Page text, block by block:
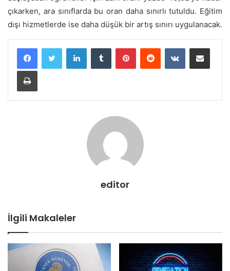
çıkarken, ara sınıflarda bu oran daha sınırlı tutuldu. Eğitim
dışı hizmetlerde ise daha düşük bir artış sınırı uygulanacak.
LinkedInTumblr PinterestReddit VKontakteE-Posta ile paylaş
Yazdır
editor
İlgili Makaleler